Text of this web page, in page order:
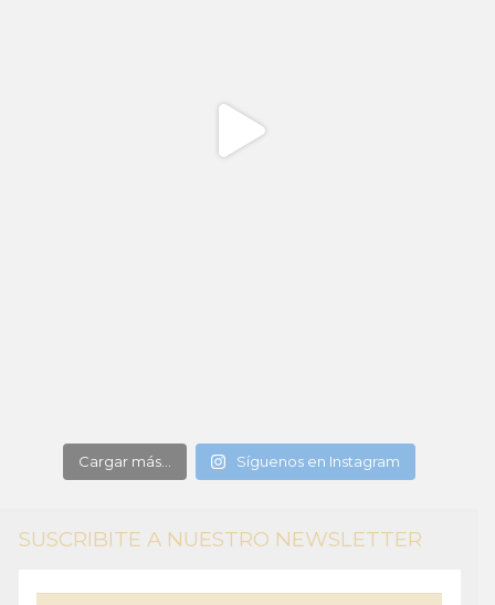
Cargar más... Síguenos en Instagram
SUSCRIBITE A NUESTRO NEWSLETTER